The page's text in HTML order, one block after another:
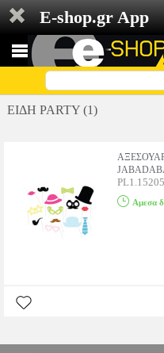
E-shop.gr App
ΕΙΔΗ PARTY (1)
Αμεσα